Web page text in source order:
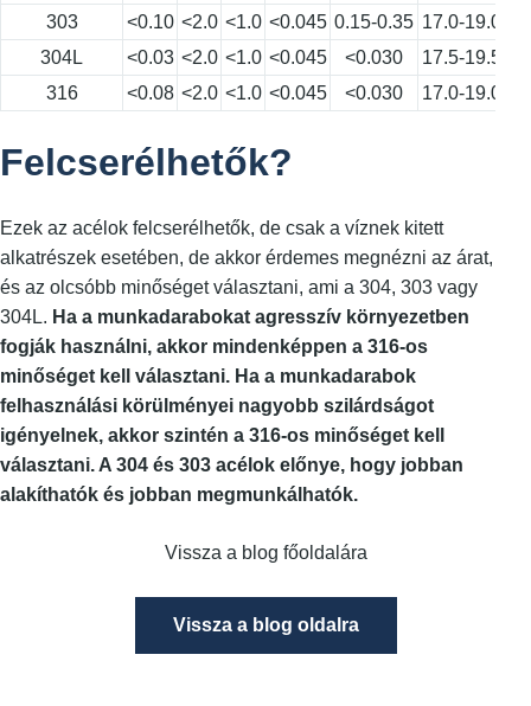
303
<0.10 <2.0 <1.0 <0.045 0.15-0.35 17.0-19.0
304L
<0.03 <2.0 <1.0 <0.045 <0.030 17.5-19.5
316
<0.08 <2.0 <1.0 <0.045 <0.030 17.0-19.0
Felcserélhetők?
Ezek az acélok felcserélhetők, de csak a víznek kitett
alkatrészek esetében, de akkor érdemes megnézni az árat,
és az olcsóbb minőséget választani, ami a 304, 303 vagy
304L. Ha a munkadarabokat agresszív környezetben
fogják használni, akkor mindenképpen a 316-os
minőséget kell választani. Ha a munkadarabok
felhasználási körülményei nagyobb szilárdságot
igényelnek, akkor szintén a 316-os minőséget kell
választani. A 304 és 303 acélok előnye, hogy jobban
alakíthatók és jobban megmunkálhatók.
Vissza a blog főoldalára
Vissza a blog oldalra